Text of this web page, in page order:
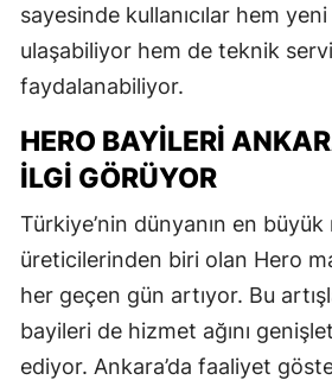
sayesinde kullanıcılar hem
ulaşabiliyor hem de teknik
faydalanabiliyor.
HERO BAYILERI
İLGI GÖRÜYOR
Türkiye’nin dünyanın en
üreticilerinden biri olan Hero
her geçen gün artıyor. Bu
bayileri de hizmet ağını
ediyor. Ankara’da faaliyet